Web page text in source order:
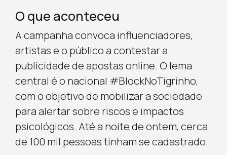
O que aconteceu
A campanha convoca influenciadores,
artistas e o público a contestar a
publicidade de apostas online. O lema
central é o nacional #BlockNoTigrinho,
com o objetivo de mobilizar a sociedade
para alertar sobre riscos e impactos
psicológicos. Até a noite de ontem, cerca
de 100 mil pessoas tinham se cadastrado.